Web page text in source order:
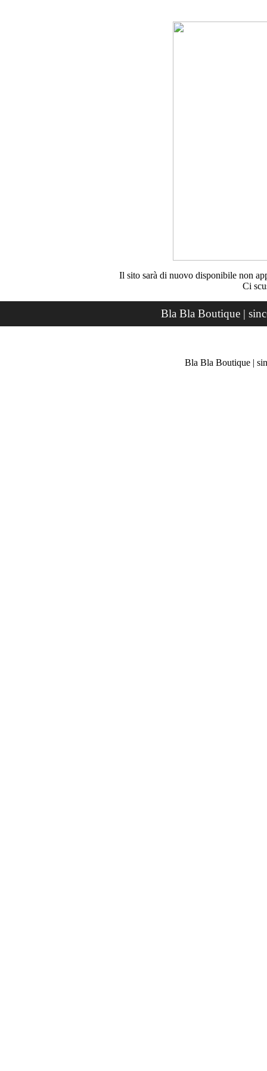
Il sito sarà di nuovo disponibile non
Ci
Bla Bla Boutique |
Bla Bla Boutique |